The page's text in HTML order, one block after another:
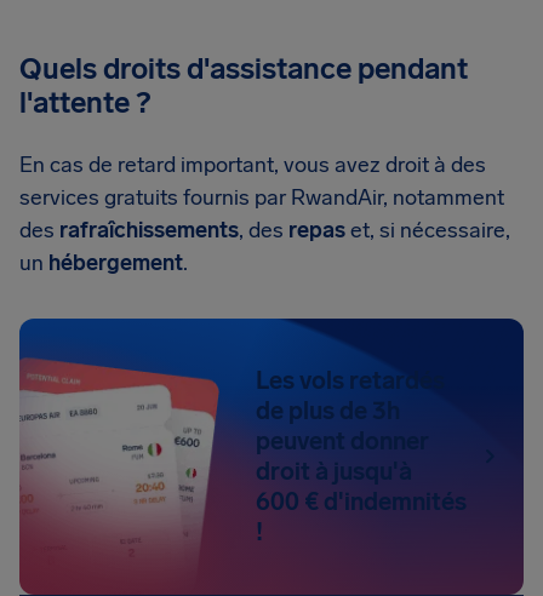
Quels droits d'assistance pendant
l'attente ?
En cas de retard important, vous avez droit à des
services gratuits fournis par RwandAir, notamment
des rafraîchissements, des repaset, si nécessaire,
un hébergement.
Les vols retardés
de plus de 3h
peuvent donner
droit à jusqu'à
600 € d'indemnités
!